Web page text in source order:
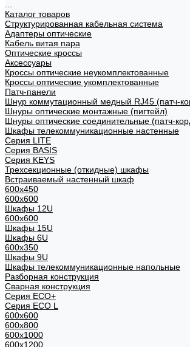
Каталог товаров
Структурированная кабельная система
Адаптеры оптические
Кабель витая пара
Оптические кроссы
Аксессуары
Кроссы оптические неукомплектованные
Кроссы оптические укомплектованные
Патч-панели
Шнур коммутационный медный RJ45 (патч-
Шнуры оптические монтажные (пигтейл)
Шнуры оптические соединительные (патч-
Шкафы телекоммуникационные настенные
Cерия LITE
Cерия BASIS
Cерия KEYS
Трехсекционные (откидные) шкафы
Встраиваемый настенный шкаф
600x450
600x600
Шкафы 12U
600x600
Шкафы 15U
Шкафы 6U
600x350
Шкафы 9U
Шкафы телекоммуникационные напольные
Разборная конструкция
Сварная конструкция
Серия ECO+
Серия ECO L
600x600
600x800
600х1000
600х1200